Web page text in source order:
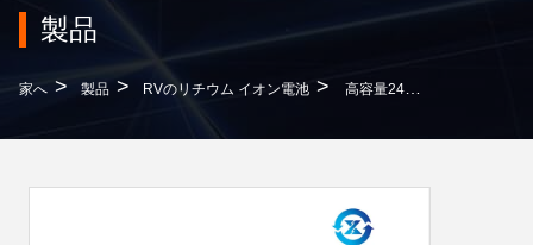
製品
家へ > 製品 > RVのリチウム イオン電池 > 高容量24V 130Ahのリチウム イオンRV電池